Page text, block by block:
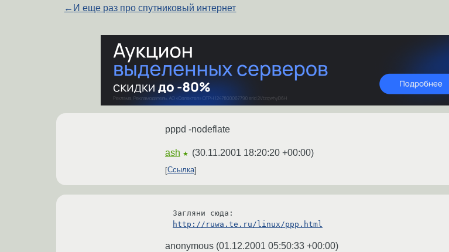
← И еще раз про спутниковый интернет
pppd -nodeflate
ash ★ (30.11.2001 18:20:20 +00:00)
Ссылка
http://ruwa.te.ru/linux/ppp.html
anonymous (01.12.2001 05:50:33 +00:00)